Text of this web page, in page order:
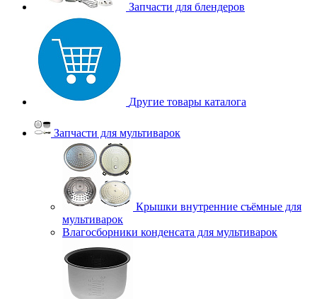
Запчасти для блендеров
Другие товары каталога
Запчасти для мультиварок
Крышки внутренние съёмные для
мультиварок
Влагосборники конденсата для мультиварок